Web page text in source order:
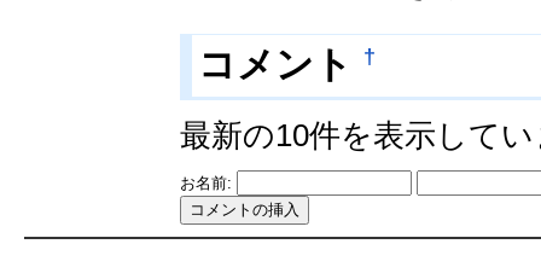
コメント †
最新の10件を表示して
お名前: